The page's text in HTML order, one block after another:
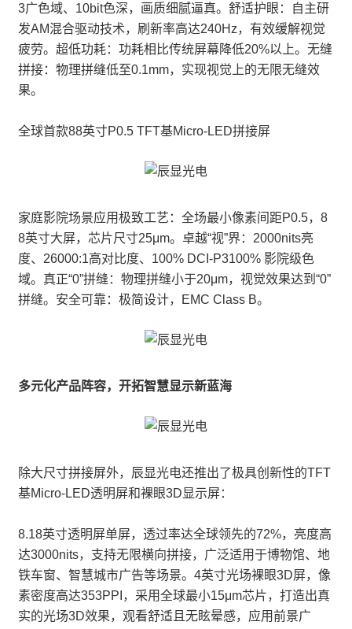
3广色域、10bit色深，画质细腻逼真。舒适护眼：自主研
发AM混合驱动技术，刷新率高达240Hz，有效缓解视觉
疲劳。超低功耗：功耗相比传统屏幕降低20%以上。无缝
拼接：物理拼缝低至0.1mm，实现视觉上的无限无缝效
果。
全球首款88英寸P0.5 TFT基Micro-LED拼接屏
家庭影院场景应用极致工艺：全场最小像素间距P0.5，8
8英寸大屏，芯片尺寸25μm。卓越“视”界：2000nits亮
度、26000:1高对比度、100% DCI-P3100% 影院级色
域。真正“0”拼缝：物理拼缝小于20μm，视觉效果达到“0”
拼缝。安全可靠：极简设计，EMC Class B。
多元化产品阵容，开拓智慧显示新蓝海
除大尺寸拼接屏外，辰显光电还推出了极具创新性的TFT
基Micro-LED透明屏和裸眼3D显示屏：
8.18英寸透明屏单屏，透过率达全球领先的72%，亮度高
达3000nits，支持无限横向拼接，广泛适用于博物馆、地
铁车窗、智慧城市广告等场景。4英寸光场裸眼3D屏，像
素密度高达353PPI，采用全球最小15μm芯片，打造出真
实的光场3D效果，观看舒适且无眩晕感，应用前景广